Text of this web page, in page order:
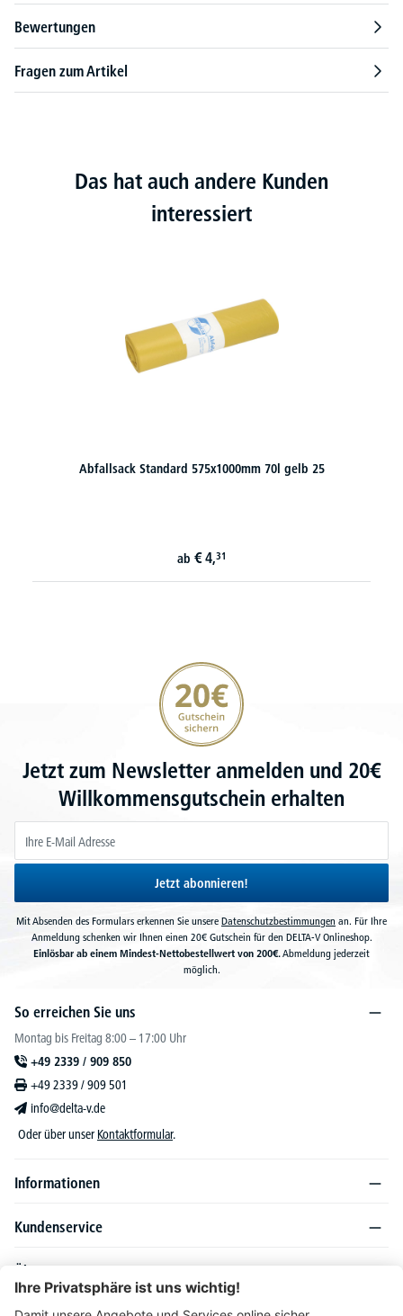
Bewertungen
Fragen zum Artikel
Das hat auch andere Kunden
interessiert
Abfallsack Standard 575x1000mm 70l gelb 25
ab € 4,31
20€ Gutschein sichern
Jetzt zum Newsletter anmelden und 20€
Willkommensgutschein erhalten
Jetzt abonnieren!
Mit Absenden des Formulars erkennen Sie unsere Datenschutzbestimmungen an. Für Ihre
Anmeldung schenken wir Ihnen einen 20€ Gutschein für den DELTA-V Onlineshop.
Einlösbar ab einem Mindest-Nettobestellwert von 200€.Abmeldung jederzeit
möglich.
So erreichen Sie uns
Montag bis Freitag 8:00 – 17:00 Uhr
+49 2339 / 909 850
+49 2339 / 909 501
info@delta-v.de
Oder über unser Kontaktformular.
Informationen
Kundenservice
Über DELTA-V